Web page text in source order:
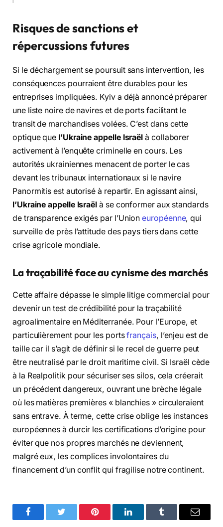
Risques de sanctions et
répercussions futures
Si le déchargement se poursuit sans intervention, les
conséquences pourraient être durables pour les
entreprises impliquées. Kyiv a déjà annoncé préparer
une liste noire de navires et de ports facilitant le
transit de marchandises volées. C’est dans cette
optique que l’Ukraine appelle Israël à collaborer
activement à l’enquête criminelle en cours. Les
autorités ukrainiennes menacent de porter le cas
devant les tribunaux internationaux si le navire
Panormitis est autorisé à repartir. En agissant ainsi,
l’Ukraine appelle Israël à se conformer aux standards
de transparence exigés par l’Unioneuropéenne, qui
surveille de près l’attitude des pays tiers dans cette
crise agricole mondiale.
La traçabilité face au cynisme des marchés
Cette affaire dépasse le simple litige commercial pour
devenir un test de crédibilité pour la traçabilité
agroalimentaire en Méditerranée. Pour l’Europe, et
particulièrement pour les portsfrançais, l’enjeu est de
taille car il s’agit de définir si le recel de guerre peut
être neutralisé par le droit maritime civil. Si Israël cède
à la Realpolitik pour sécuriser ses silos, cela créerait
un précédent dangereux, ouvrant une brèche légale
où les matières premières « blanchies » circuleraient
sans entrave. À terme, cette crise oblige les instances
européennes à durcir les certifications d’origine pour
éviter que nos propres marchés ne deviennent,
malgré eux, les complices involontaires du
financement d’un conflit qui fragilise notre continent.
FacebookTwitter Pinterest LinkedInTumblr Email